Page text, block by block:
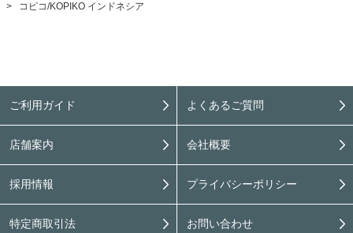
>
コピコ/KOPIKO インドネシア
ご利用ガイド よくあるご質問
店舗案内 会社概要
採用情報 プライバシーポリシー
特定商取引法 お問い合わせ